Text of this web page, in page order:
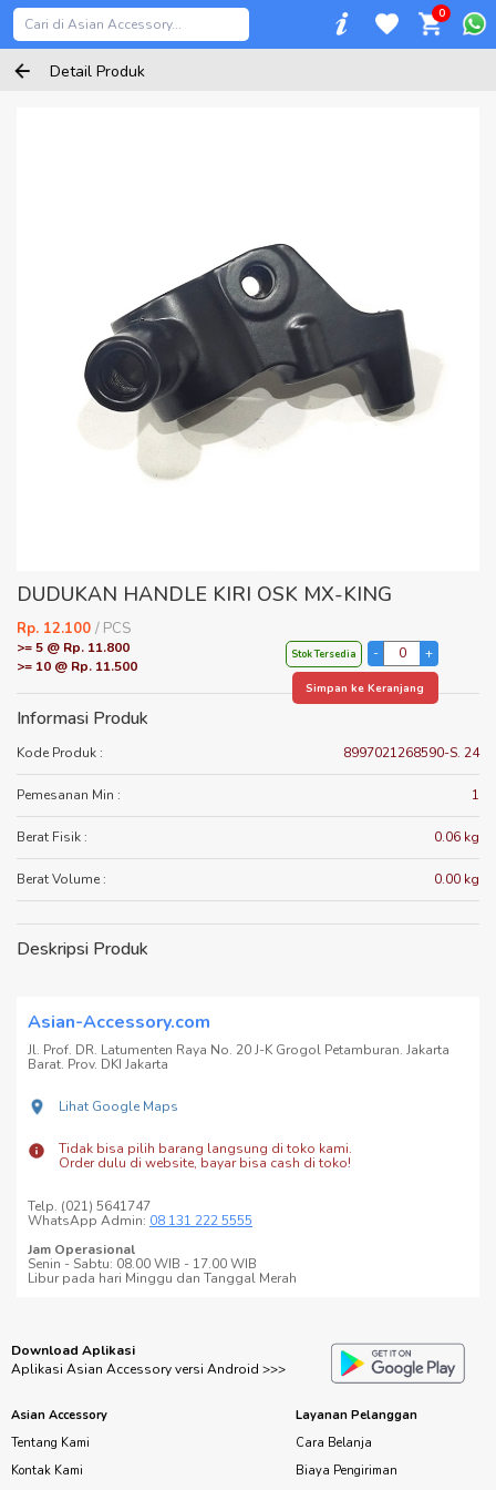
0
Detail Produk
DUDUKAN HANDLE KIRI OSK MX-KING
Rp. 12.100 / PCS
>= 5 @ Rp. 11.800
>= 10 @ Rp. 11.500
Stok Tersedia
Simpan ke Keranjang
Informasi Produk
Kode Produk :
Pemesanan Min :
Berat Fisik :
Berat Volume :
8997021268590-S. 24
1
0.06 kg
0.00 kg
Deskripsi Produk
Asian-Accessory.com
Jl. Prof. DR. Latumenten Raya No. 20 J-K Grogol Petamburan. Jakarta
Barat. Prov. DKI Jakarta
Lihat Google Maps
Tidak bisa pilih barang langsung di toko kami.
Order dulu di website, bayar bisa cash di toko!
Telp. (021) 5641747
WhatsApp Admin: 08 131 222 5555
Jam Operasional
Senin - Sabtu: 08.00 WIB - 17.00 WIB
Libur pada hari Minggu dan Tanggal Merah
Download Aplikasi
Aplikasi Asian Accessory versi Android >>>
Asian Accessory
Tentang Kami
Kontak Kami
Layanan Pelanggan
Cara Belanja
Biaya Pengiriman